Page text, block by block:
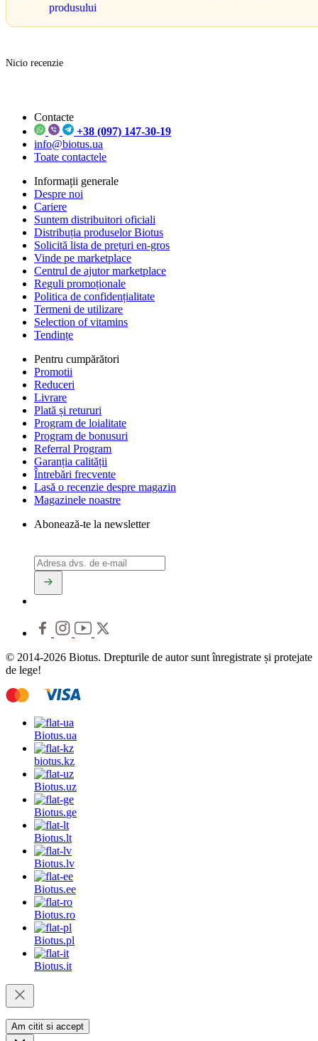
produsului
Nicio recenzie
Contacte
+38 (097) 147-30-19
info@biotus.ua
Toate contactele
Informații generale
Despre noi
Cariere
Suntem distribuitori oficiali
Distribuția produselor Biotus
Solicită lista de prețuri en-gros
Vinde pe marketplace
Centrul de ajutor marketplace
Reguli promoționale
Politica de confidențialitate
Termeni de utilizare
Selection of vitamins
Tendințe
Pentru cumpărători
Promotii
Reduceri
Livrare
Plată și retururi
Program de loialitate
Program de bonusuri
Referral Program
Garanția calității
Întrebări frecvente
Lasă o recenzie despre magazin
Magazinele noastre
Abonează-te la newsletter
© 2014-2026 Biotus. Drepturile de autor sunt înregistrate și protejate
de lege!
Biotus.ua
biotus.kz
Biotus.uz
Biotus.ge
Biotus.lt
Biotus.lv
Biotus.ee
Biotus.ro
Biotus.pl
Biotus.it
Am citit si accept